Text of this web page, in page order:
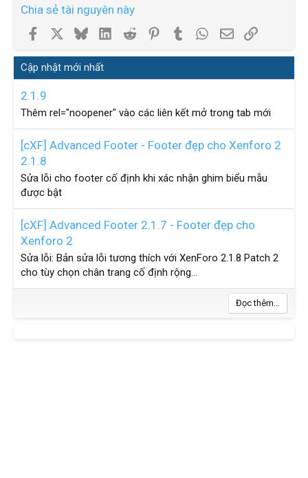
Chia sẻ tài nguyên này
Facebook BlueskyLinkedInReddit PinterestTumblr WhatsApp
EmailLink
Cập nhật mới nhất
2.1.9
Thêm rel="noopener" vào các liên kết mở trong tab mới
[cXF] Advanced Footer - Footer đẹp cho Xenforo 2
2.1.8
Sửa lỗi cho footer cố định khi xác nhận ghim biểu mẫu
được bật
[cXF] Advanced Footer 2.1.7 - Footer đẹp cho
Xenforo 2
Sửa lỗi: Bản sửa lỗi tương thích với XenForo 2.1.8 Patch 2
cho tùy chọn chân trang cố định rộng...
Đọc thêm…